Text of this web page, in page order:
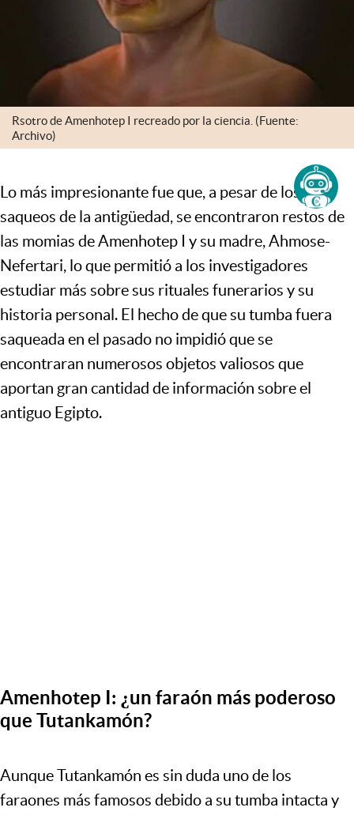
Rsotro de Amenhotep I recreado por la ciencia. (Fuente:
Archivo)
Lo más impresionante fue que, a pesar de los
saqueos de la antigüedad, se encontraron restos de
las momias de Amenhotep I y su madre, Ahmose-
Nefertari, lo que permitió a los investigadores
estudiar más sobre sus rituales funerarios y su
historia personal. El hecho de que su tumba fuera
saqueada en el pasado no impidió que se
encontraran numerosos objetos valiosos que
aportan gran cantidad de información sobre el
antiguo Egipto.
Amenhotep I: ¿un faraón más poderoso
que Tutankamón?
Aunque Tutankamón es sin duda uno de los
faraones más famosos debido a su tumba intacta y